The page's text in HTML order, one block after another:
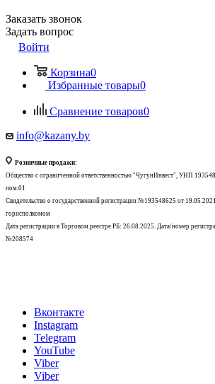
Заказать звонок
Задать вопрос
Войти
Корзина0
Избранные товары0
Сравнение товаров0
info@kazany.by
Розничные продажи:
Общество с ограниченной ответственностью "ЧугунИнвест", УНП
пом.01
Свидетельство о государственной регистрации №193548625 от
горисполкомом
Дата регистрации в Торговом реестре РБ: 26.08.2025. Дата/номер
№208574
Вконтакте
Instagram
Telegram
YouTube
Viber
Viber